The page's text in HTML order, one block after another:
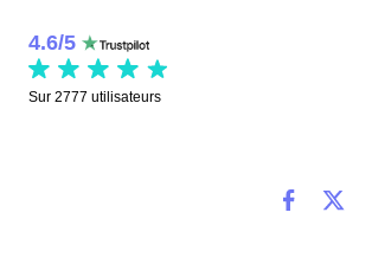
4.6/5
Sur 2777 utilisateurs